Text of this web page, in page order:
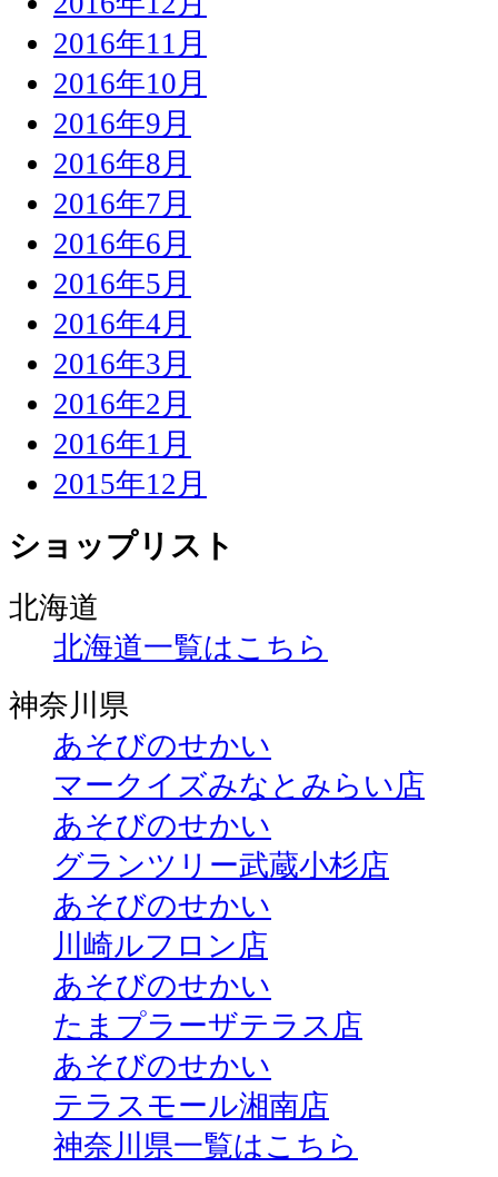
2016年11月
2016年10月
2016年9月
2016年8月
2016年7月
2016年6月
2016年5月
2016年4月
2016年3月
2016年2月
2016年1月
2015年12月
ショップリスト
北海道
北海道一覧はこちら
神奈川県
あそびのせかい
マークイズみなとみらい店
あそびのせかい
グランツリー武蔵小杉店
あそびのせかい
川崎ルフロン店
あそびのせかい
たまプラーザテラス店
あそびのせかい
テラスモール湘南店
神奈川県一覧はこちら